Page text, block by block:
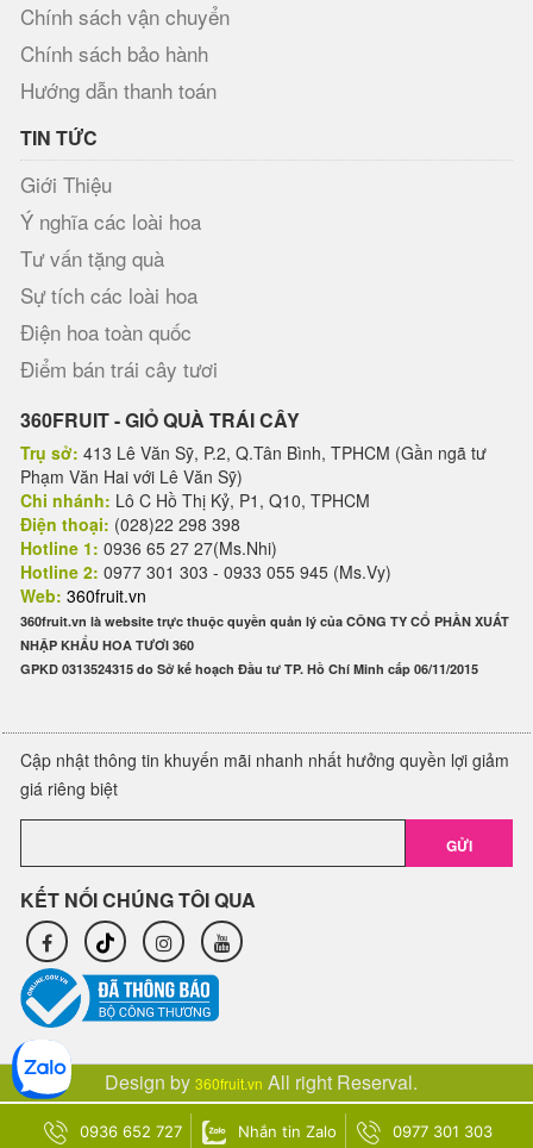
Chính sách vận chuyển
Chính sách bảo hành
Hướng dẫn thanh toán
TIN TỨC
Giới Thiệu
Ý nghĩa các loài hoa
Tư vấn tặng quà
Sự tích các loài hoa
Điện hoa toàn quốc
Điểm bán trái cây tươi
360FRUIT - GIỎ QUÀ TRÁI CÂY
Trụ sở: 413 Lê Văn Sỹ, P.2, Q.Tân Bình, TPHCM (Gần ngã tư
Phạm Văn Hai với Lê Văn Sỹ)
Chi nhánh: Lô C Hồ Thị Kỷ, P1, Q10, TPHCM
Điện thoại: (028)22 298 398
Hotline 1: 0936 65 27 27(Ms.Nhi)
Hotline 2: 0977 301 303 - 0933 055 945 (Ms.Vy)
Web: 360fruit.vn
360fruit.vn là website trực thuộc quyền quản lý của CÔNG TY CỔ PHẦN XUẤT
NHẬP KHẨU HOA TƯƠI 360
GPKD 0313524315 do Sở kế hoạch Đầu tư TP. Hồ Chí Minh cấp 06/11/2015
Cập nhật thông tin khuyến mãi nhanh nhất hưởng quyền lợi giảm
giá riêng biệt
GỬI
KẾT NỐI CHÚNG TÔI QUA
Design by 360fruit.vn All right Reserval.
0936 652 727 Nhắn tin Zalo 0977 301 303